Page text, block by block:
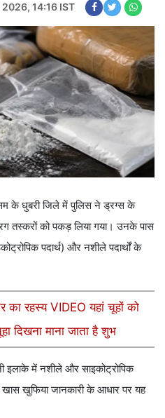
2026, 14:16 IST
के धुबरी जिले में पुलिस ने ड्रग्स के
तस्करों को पकड़ लिया गया। उनके पास
पदार्थ) और नशीले पदार्थों के
का रहस्य VIDEO यहां चूहों को
दिखना माना जाता है शुभ
इलाके में नशीले और साइकोट्रोपिक
खास खुफिया जानकारी के आधार पर यह